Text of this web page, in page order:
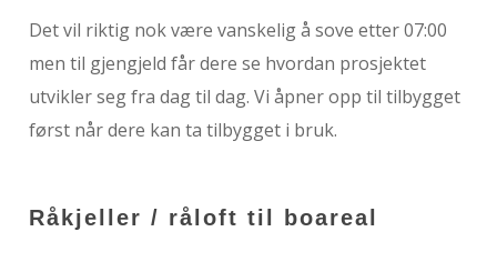
Det vil riktig nok være vanskelig å sove etter 07:00
men til gjengjeld får dere se hvordan prosjektet
utvikler seg fra dag til dag. Vi åpner opp til tilbygget
først når dere kan ta tilbygget i bruk.
Råkjeller / råloft til boareal